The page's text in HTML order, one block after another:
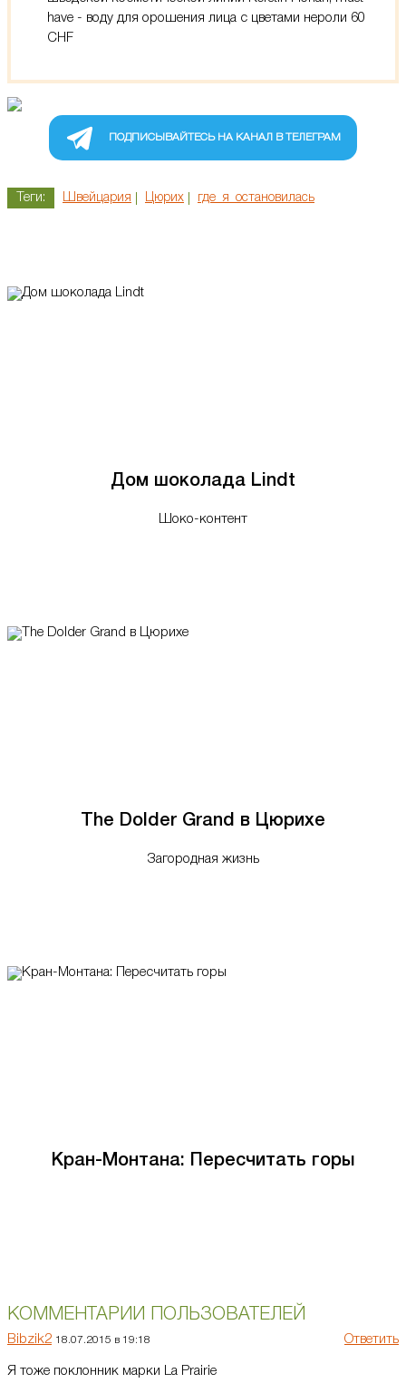
have - воду для орошения лица с цветами нероли 60
CHF
ПОДПИСЫВАЙТЕСЬ НА КАНАЛ В ТЕЛЕГРАМ
Теги: Швейцария Цюрих где_я_остановилась
Дом шоколада Lindt
Шоко-контент
The Dolder Grand в Цюрихе
Загородная жизнь
Кран-Монтана: Пересчитать горы
КОММЕНТАРИИ ПОЛЬЗОВАТЕЛЕЙ
Bibzik2 18.07.2015 в 19:18 Ответить
Я тоже поклонник марки La Prairie